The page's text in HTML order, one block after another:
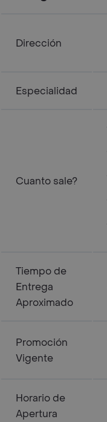
Dirección
Especialidad
Cuanto sale?
Tiempo de
Entrega
Aproximado
Promoción
Vigente
Horario de
Apertura